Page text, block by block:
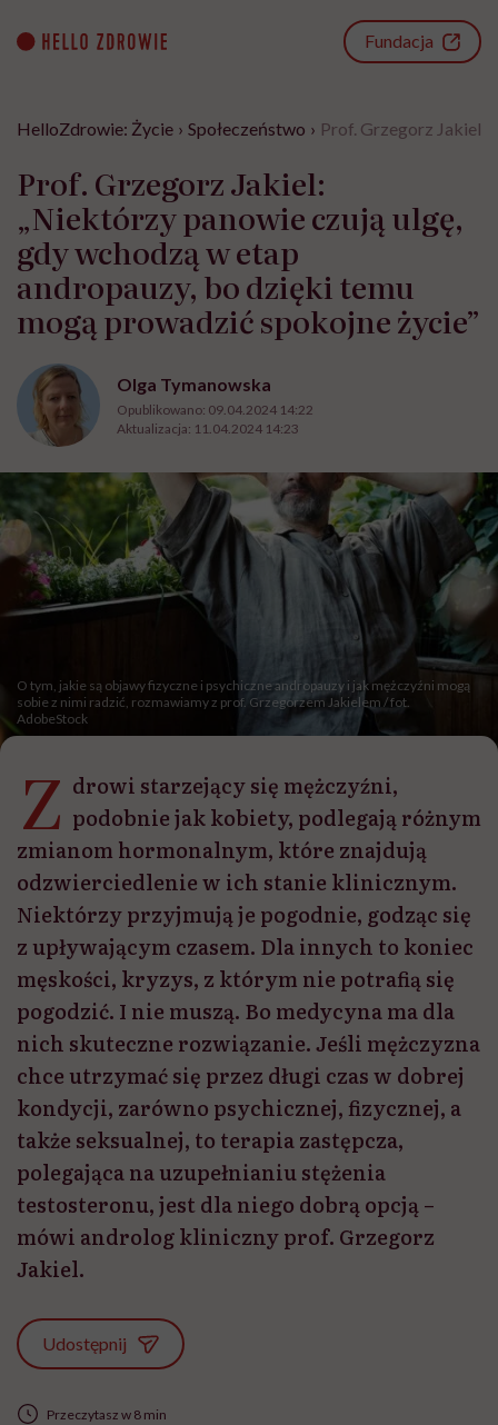
content
Fundacja
HelloZdrowie: Życie › Społeczeństwo › Prof. Grzegorz Jakiel:
Prof. Grzegorz Jakiel:
„Niektórzy panowie czują ulgę,
gdy wchodzą w etap
andropauzy, bo dzięki temu
mogą prowadzić spokojne życie”
Olga Tymanowska
Opublikowano: 09.04.2024 14:22
Aktualizacja: 11.04.2024 14:23
O tym, jakie są objawy fizyczne i psychiczne andropauzy i jak mężczyźni mogą
sobie z nimi radzić, rozmawiamy z prof. Grzegorzem Jakielem / fot.
AdobeStock
Z drowi starzejący się mężczyźni,
podobnie jak kobiety, podlegają różnym
zmianom hormonalnym, które znajdują
odzwierciedlenie w ich stanie klinicznym.
Niektórzy przyjmują je pogodnie, godząc się
z upływającym czasem. Dla innych to koniec
męskości, kryzys, z którym nie potrafią się
pogodzić. I nie muszą. Bo medycyna ma dla
nich skuteczne rozwiązanie. Jeśli mężczyzna
chce utrzymać się przez długi czas w dobrej
kondycji, zarówno psychicznej, fizycznej, a
także seksualnej, to terapia zastępcza,
polegająca na uzupełnianiu stężenia
testosteronu, jest dla niego dobrą opcją –
mówi androlog kliniczny prof. Grzegorz
Jakiel.
Udostępnij
Przeczytasz w 8 min